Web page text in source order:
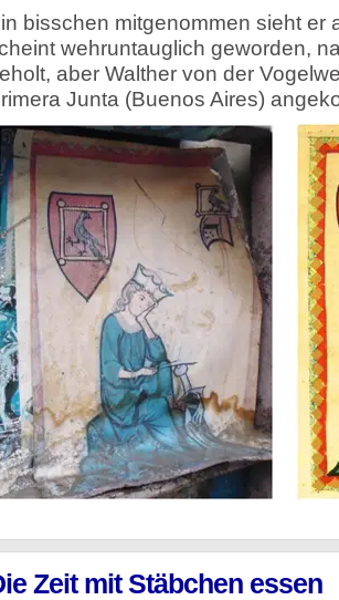
bisschen mitgenommen sieht er
wehruntauglich geworden,
aber Walther von der
Junta (Buenos Aires)
Zeit mit Stäbchen essen